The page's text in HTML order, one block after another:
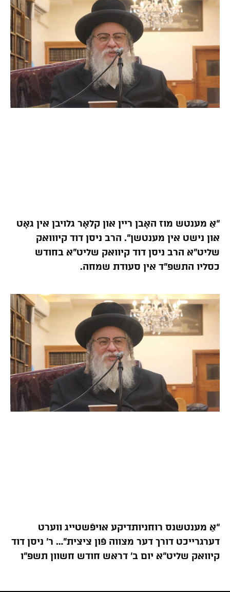
“אַ מענטש מוז האָבן ריין און קלאָר גלויבן אין גאָט
און נישט אין מענטשן”. הרב ניסן דוד קיווואק
שליט”א הרב ניסן דוד קיוואק שליט”א בחודש
כסליו התשפ”ד אין סעודת שמחה.
“אַ מענטשנס רוחניותדיקע אויפֿשטייג ווערט
דערגרייכט דורך דער מצווה פֿון ציצית”… ר’ ניסן דוד
קיוואק שליט”א יום ב’ דראש חודש חשוון תשפ”ו